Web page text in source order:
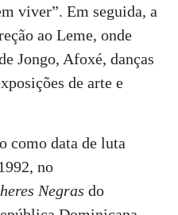
viver”. Em seguida, a
ao Leme, onde
Jongo, Afoxé, danças
de arte e
como data de luta
no
Negras do